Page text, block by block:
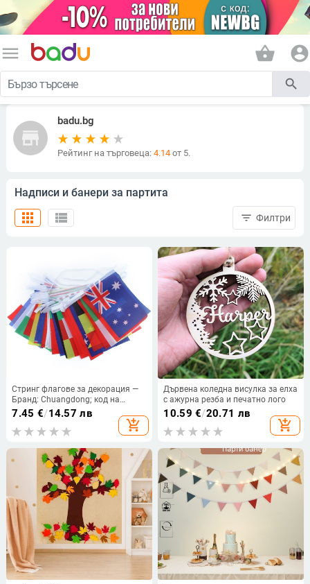
menu shopping_basket account_circle
search
store
badu.bg
Рейтинг на търговеца: 4.14от 5.
Надписи и банери за партита
view_list
apps filter_list Филтри
Стринг флагове за декорация —
Бранд: Chuangdong; код на
продукта: Customized string
flags/pegs; платно за знаме:
полиестер; печат на лого:
дигитален печат
7.45 €/14.57 лв
add_shopping_cart
Дървена коледна висулка за елха
с ажурна резба и печатно лого
10.59 €/20.71 лв
add_shopping_cart